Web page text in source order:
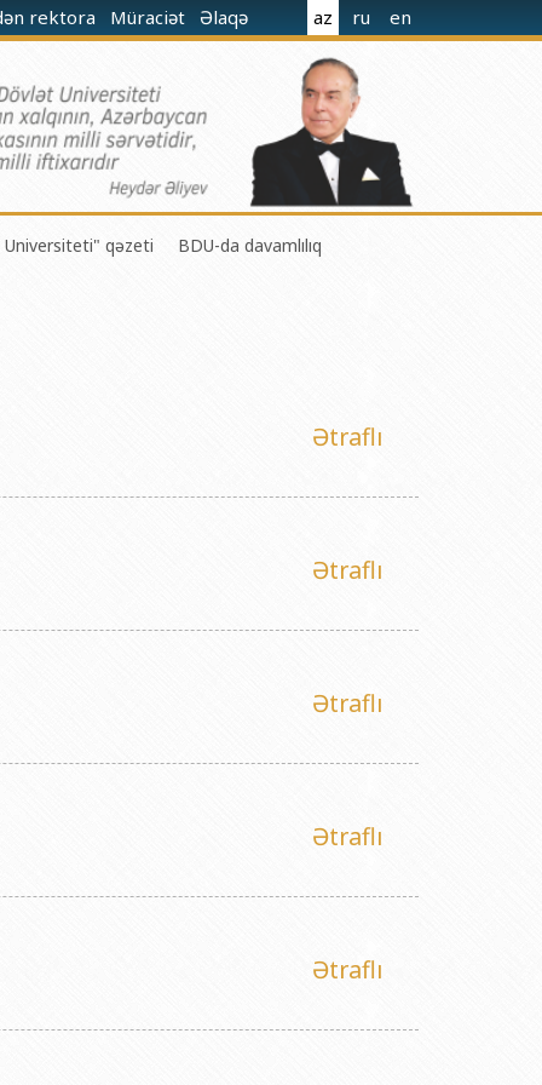
rektora Müraciət Əlaqə az ru en
adına Kataliz və Qeyri-üzvi Kimya İnstitutu
Publik Hüquqi Şəxsi
Publik Hüquqi Şəxsi
Universiteti" qəzeti BDU-da davamlılıq
Ətraflı
Ətraflı
Ətraflı
Ətraflı
Ətraflı